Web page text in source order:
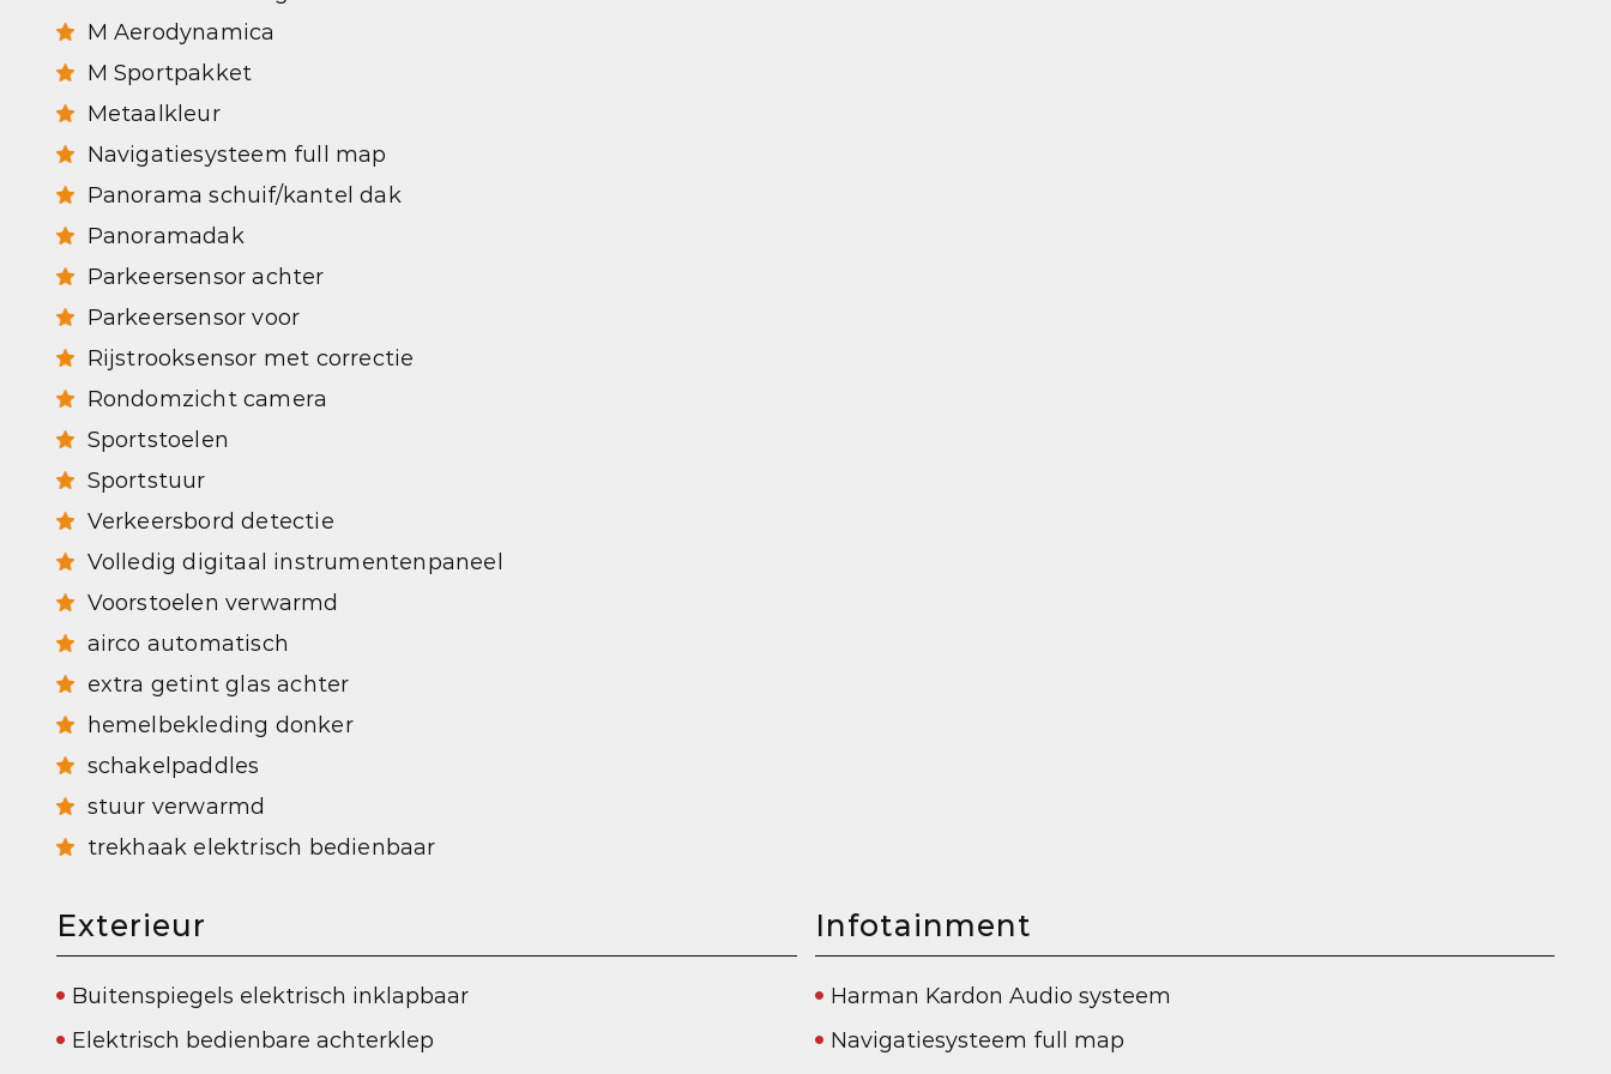
M Aerodynamica
M Sportpakket
Metaalkleur
Navigatiesysteem full map
Panorama schuif/kantel dak
Panoramadak
Parkeersensor achter
Parkeersensor voor
Rijstrooksensor met correctie
Rondomzicht camera
Sportstoelen
Sportstuur
Verkeersbord detectie
Volledig digitaal instrumentenpaneel
Voorstoelen verwarmd
airco automatisch
extra getint glas achter
hemelbekleding donker
schakelpaddles
stuur verwarmd
trekhaak elektrisch bedienbaar
Exterieur
Buitenspiegels elektrisch inklapbaar
Elektrisch bedienbare achterklep
Infotainment
Harman Kardon Audio systeem
Navigatiesysteem full map